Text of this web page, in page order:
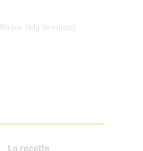
(80g de mûres)
La recette